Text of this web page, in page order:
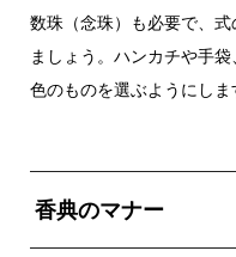
数珠（念珠）も必要で、
ましょう。ハンカチや手
色のものを選ぶようにしま
香典のマナー